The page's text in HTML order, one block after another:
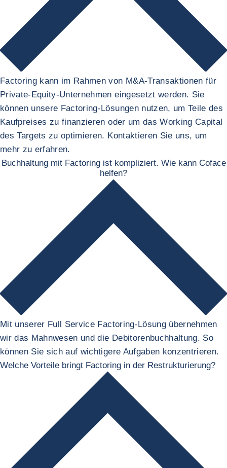
Factoring kann im Rahmen von M&A-Transaktionen für
Private-Equity-Unternehmen eingesetzt werden. Sie
können unsere Factoring-Lösungen nutzen, um Teile des
Kaufpreises zu finanzieren oder um das Working Capital
des Targets zu optimieren. Kontaktieren Sie uns, um
mehr zu erfahren.
Buchhaltung mit Factoring ist kompliziert. Wie kann Coface
helfen?
Mit unserer Full Service Factoring-Lösung übernehmen
wir das Mahnwesen und die Debitorenbuchhaltung. So
können Sie sich auf wichtigere Aufgaben konzentrieren.
Welche Vorteile bringt Factoring in der Restrukturierung?